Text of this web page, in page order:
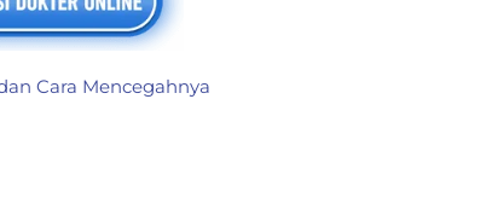
Cara Mencegahnya